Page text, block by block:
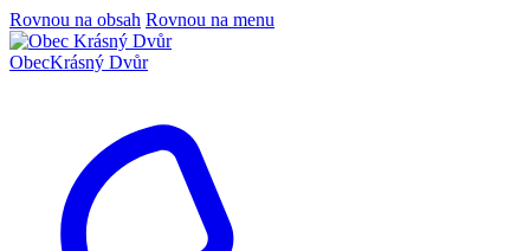
Rovnou na obsah Rovnou na menu
ObecKrásný Dvůr